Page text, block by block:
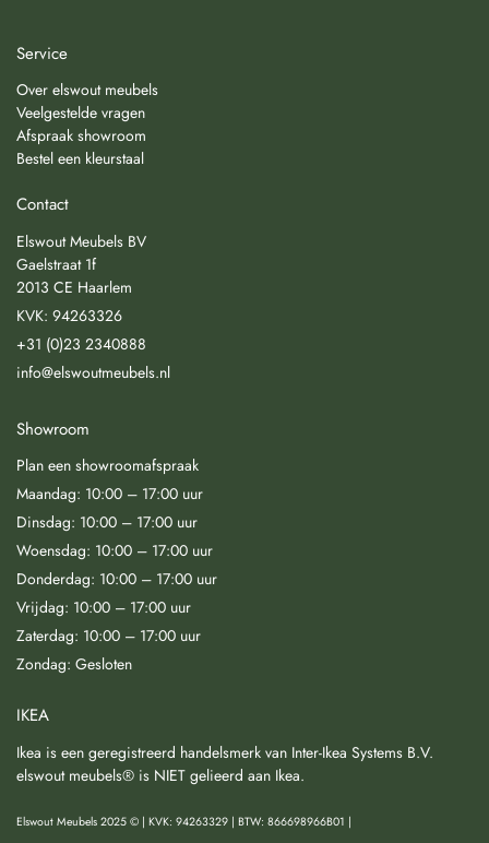
Service
Over elswout meubels
Veelgestelde vragen
Afspraak showroom
Bestel een kleurstaal
Contact
Elswout Meubels BV
Gaelstraat 1f
2013 CE Haarlem
KVK: 94263326
+31 (0)23 2340888
info@elswoutmeubels.nl
Showroom
Plan een showroomafspraak
Maandag: 10:00 – 17:00 uur
Dinsdag: 10:00 – 17:00 uur
Woensdag: 10:00 – 17:00 uur
Donderdag: 10:00 – 17:00 uur
Vrijdag: 10:00 – 17:00 uur
Zaterdag: 10:00 – 17:00 uur
Zondag: Gesloten
IKEA
Ikea is een geregistreerd handelsmerk van Inter-Ikea Systems B.V.
elswout meubels® is NIET gelieerd aan Ikea.
Elswout Meubels 2025 © | KVK: 94263329 | BTW: 866698966B01 |